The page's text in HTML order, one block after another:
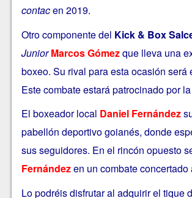
contacen 2019.
Otro componente del Kick & Box
Junior Marcos Gómezque lleva una
boxeo. Su rival para esta ocasión
Este combate estará patrocinado por la
El boxeador local Daniel Fernández
pabellón deportivo goianés, donde
sus seguidores. En el rincón opuesto
Fernándezen un combate concertado
Lo podréis disfrutar al adquirir el tique